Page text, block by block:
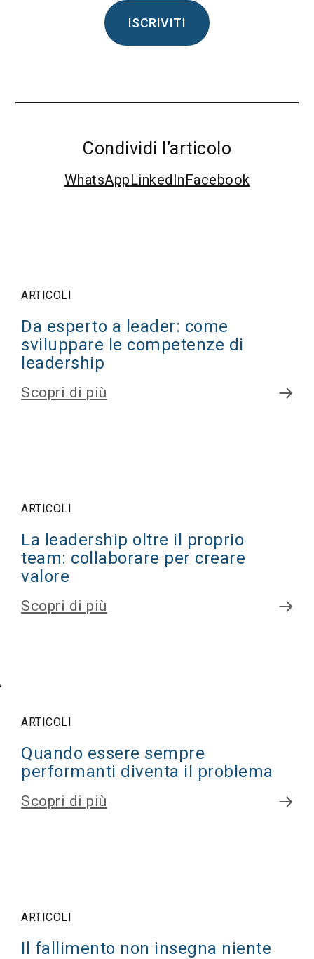
ISCRIVITI
Condividi l’articolo
WhatsAppLinkedInFacebook
ARTICOLI
Da esperto a leader: come
sviluppare le competenze di
leadership
Scopri di più
ARTICOLI
La leadership oltre il proprio
team: collaborare per creare
valore
Scopri di più
ARTICOLI
Quando essere sempre
performanti diventa il problema
Scopri di più
ARTICOLI
Il fallimento non insegna niente